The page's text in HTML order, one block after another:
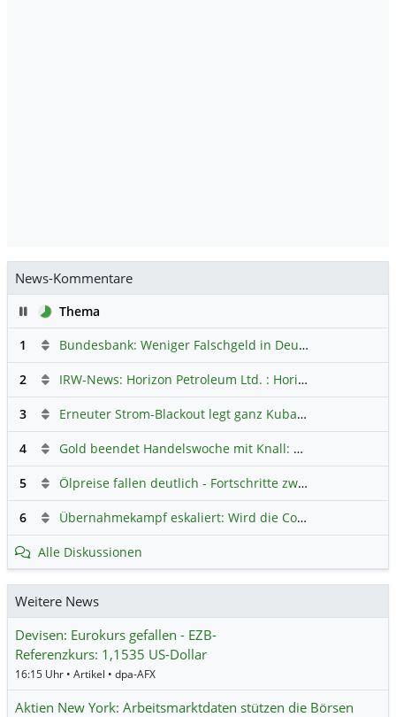
News-Kommentare
PauseThema
1
Bundesbank: Weniger Falschgeld in Deutschland
2 IRW-News: Horizon Petroleum Ltd. : Horizon Petroleum beginnt mit der Testförderung im Projekt Lachowice in Polen und schließt die Platzierung einer überzeichneten Wandelanleihe ab
3 Erneuter Strom-Blackout legt ganz Kuba lahm
4 Gold beendet Handelswoche mit Knall: Barrick Mining – Ist diese Aktie wieder ein Kauf?
5 Ölpreise fallen deutlich - Fortschritte zwischen USA und Iran belasten
6 Übernahmekampf eskaliert: Wird die Commerzbank italienisch?
Alle Diskussionen
Weitere News
Devisen: Eurokurs gefallen - EZB-
Referenzkurs: 1,1535 US-Dollar
16:15 Uhr • Artikel • dpa-AFX
Aktien New York: Arbeitsmarktdaten stützen die Börsen